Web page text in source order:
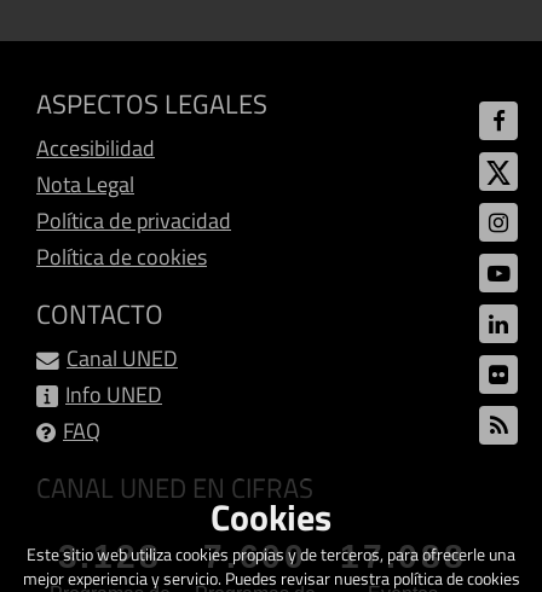
ASPECTOS LEGALES
Accesibilidad
Nota Legal
Política de privacidad
Política de cookies
CONTACTO
Canal UNED
Info UNED
FAQ
CANAL UNED EN CIFRAS
3.128 7.600 17.088
Cookies
Este sitio web utiliza cookies propias y de terceros, para ofrecerle una
mejor experiencia y servicio. Puedes revisar nuestra política de cookies